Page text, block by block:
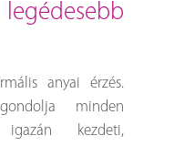
anyai érzés.
minden
kezdeti,